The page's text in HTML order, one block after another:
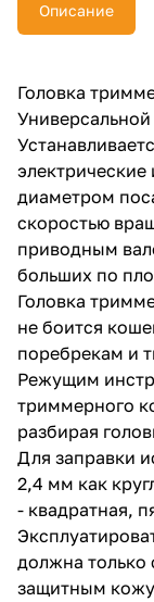
Описание
Головка
диаметром
скоростью
приводным
больших по
Головка
не боится
поребрекам и
Режущим
триммерного
разбирая
Для заправки
2,4 мм как
- квадратная,
должна только
защитным
недели